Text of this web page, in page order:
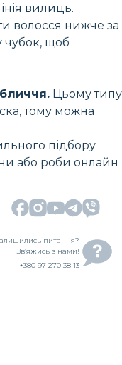
вилиць.
волосся нижче за
чубок, щоб
Цьому типу
тому можна
підбору
або роби онлайн
питання?
Зв’яжись з нами!
+380 97 270 38 13